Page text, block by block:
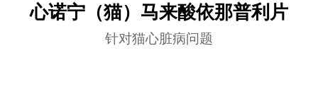
心诺宁（猫）马来酸依那普利片
针对猫心脏病问题